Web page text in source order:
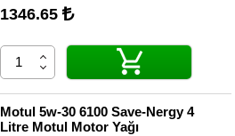
1346.65
Motul 5w-30 6100 Save-Nergy 4
Litre Motul Motor Yağı